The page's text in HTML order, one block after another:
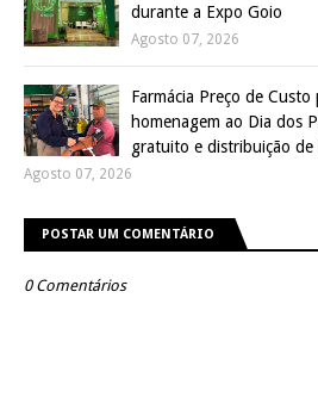
durante a Expo Goio
Agosto 07, 2026
Farmácia Preço de
homenagem ao Dia dos
gratuito e distribuição de
Agosto 07, 2026
POSTAR UM COMENTÁRIO
0 Comentários